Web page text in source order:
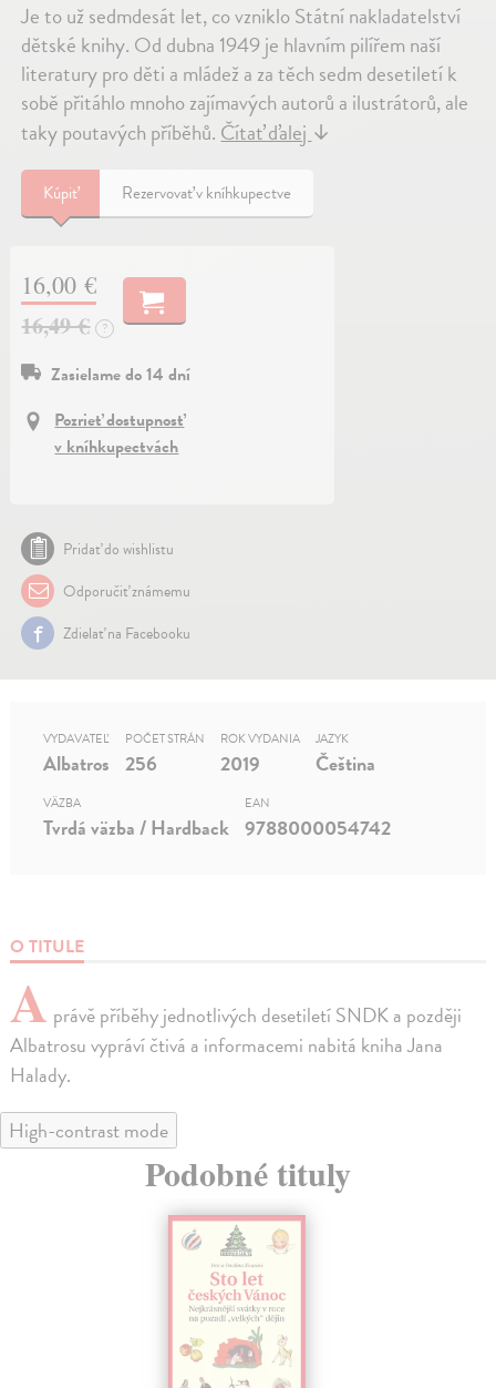
Je to už sedmdesát let, co vzniklo Státní nakladatelství
dětské knihy. Od dubna 1949 je hlavním pilířem naší
literatury pro děti a mládež a za těch sedm desetiletí k
sobě přitáhlo mnoho zajímavých autorů a ilustrátorů, ale
taky poutavých příběhů. Čítať ďalej ↓
Kúpiť Rezervovať v kníhkupectve
16,00 €
16,49 €
?
Zasielame do 14 dní
Pozrieť dostupnosť
v kníhkupectvách
Pridať do wishlistu
Odporučiť známemu
Zdielať na Facebooku
O TITULE
A právě příběhy jednotlivých desetiletí SNDK a později
Albatrosu vypráví čtivá a informacemi nabitá kniha Jana
Halady.
VYDAVATEĽ
Albatros
POČET STRÁN
256
ROK VYDANIA
2019
JAZYK
Čeština
VÄZBA
Tvrdá väzba / Hardback
EAN
9788000054742
High-contrast mode
Podobné tituly